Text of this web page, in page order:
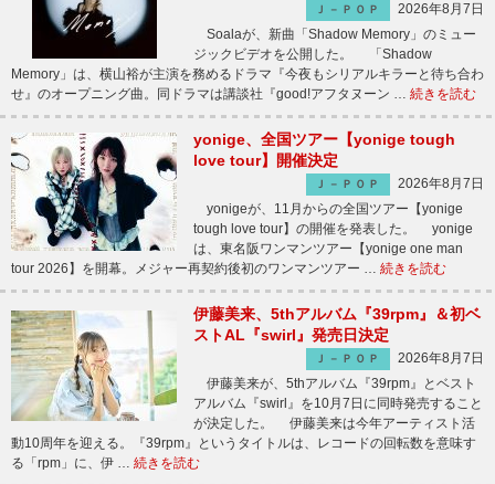
Ｊ－ＰＯＰ
2026年8月7日
Soalaが、新曲「Shadow Memory」のミュー
ジックビデオを公開した。 「Shadow
Memory」は、横山裕が主演を務めるドラマ『今夜もシリアルキラーと待ち合わ
せ』のオープニング曲。同ドラマは講談社『good!アフタヌーン … 続きを読む
yonige、全国ツアー【yonige tough
love tour】開催決定
Ｊ－ＰＯＰ
2026年8月7日
yonigeが、11月からの全国ツアー【yonige
tough love tour】の開催を発表した。 yonige
は、東名阪ワンマンツアー【yonige one man
tour 2026】を開幕。メジャー再契約後初のワンマンツアー … 続きを読む
伊藤美来、5thアルバム『39rpm』＆初ベ
ストAL『swirl』発売日決定
Ｊ－ＰＯＰ
2026年8月7日
伊藤美来が、5thアルバム『39rpm』とベスト
アルバム『swirl』を10月7日に同時発売すること
が決定した。 伊藤美来は今年アーティスト活
動10周年を迎える。『39rpm』というタイトルは、レコードの回転数を意味す
る「rpm」に、伊 … 続きを読む